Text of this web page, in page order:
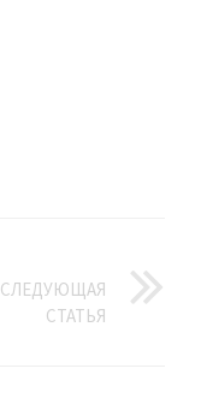
СЛЕДУЮЩАЯ
СТАТЬЯ